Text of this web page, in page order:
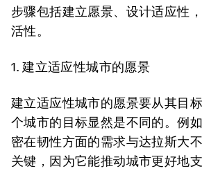
步骤包括建立愿景、设计适应性
活性。
1. 建立适应性城市的愿景
建立适应性城市的愿景要从其目
个城市的目标显然是不同的。例
密在韧性方面的需求与达拉斯大
关键，因为它能推动城市更好地